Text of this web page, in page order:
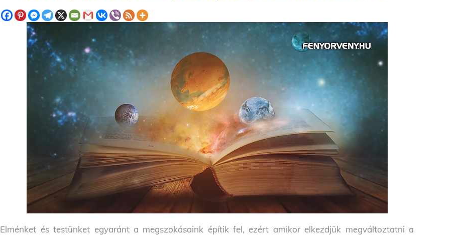
Elménket és testünket egyaránt a megszokásaink építik fel, ezért amikor elkezdjük megváltoztatni a